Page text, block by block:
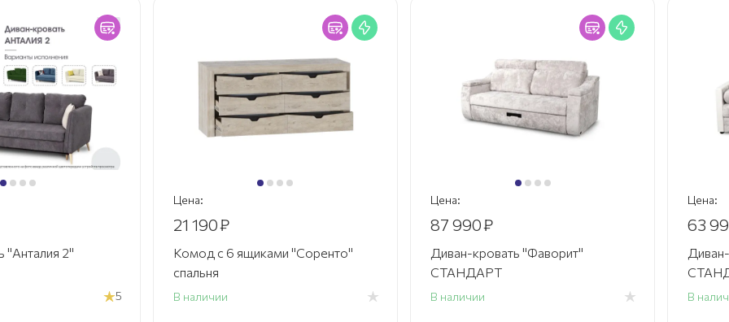
"Анталия 2"
5
Цена:
21 190₽
Комод с 6 ящиками "Соренто"
спальня
В наличии
Цена:
87 990₽
Диван-кровать "Фаворит"
СТАНДАРТ
В наличии
Цена:
63
В